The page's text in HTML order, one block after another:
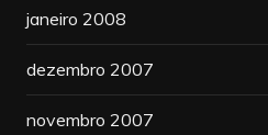
janeiro 2008
dezembro 2007
novembro 2007